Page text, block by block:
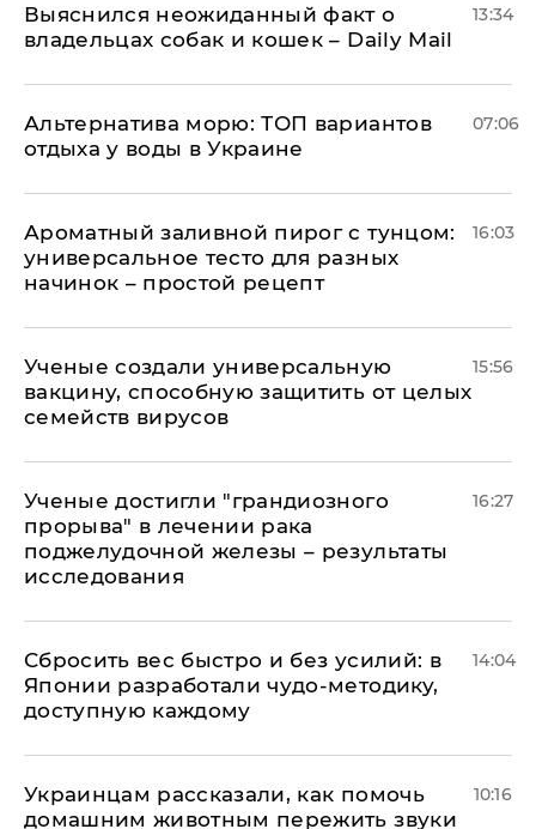
Выяснился неожиданный факт о
владельцах собак и кошек – Daily Mail
13:34
Альтернатива морю: ТОП вариантов
отдыха у воды в Украине
07:06
Ароматный заливной пирог с тунцом:
универсальное тесто для разных
начинок – простой рецепт
16:03
Ученые создали универсальную
вакцину, способную защитить от целых
семейств вирусов
15:56
Ученые достигли "грандиозного
прорыва" в лечении рака
поджелудочной железы – результаты
исследования
16:27
Сбросить вес быстро и без усилий: в
Японии разработали чудо-методику,
доступную каждому
14:04
Украинцам рассказали, как помочь
домашним животным пережить звуки
10:16